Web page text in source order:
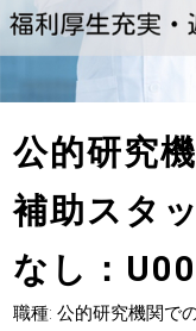
公的研究
補助スタ
なし：
職種: 公的研究機関で